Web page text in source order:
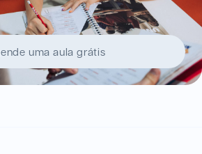
uma aula grátis